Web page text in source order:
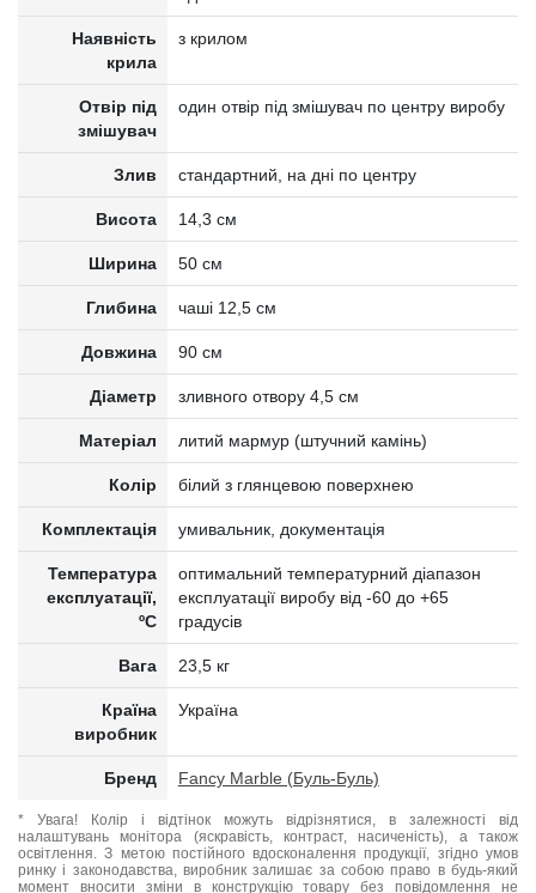
Наявність
крила
з крилом
Отвір під
змішувач
один отвір під змішувач по центру виробу
Злив стандартний, на дні по центру
Висота 14,3 см
Ширина 50 см
Глибина чаші 12,5 см
Довжина 90 см
Діаметр зливного отвору 4,5 см
Матеріал литий мармур (штучний камінь)
Колір білий з глянцевою поверхнею
Комплектація умивальник, документація
Температура
експлуатації,
ºC
оптимальний температурний діапазон
експлуатації виробу від -60 до +65
градусів
Вага 23,5 кг
Країна
виробник
Україна
Бренд Fancy Marble (Буль-Буль)
* Увага! Колір і відтінок можуть відрізнятися, в залежності від
налаштувань монітора (яскравість, контраст, насиченість), а також
освітлення. З метою постійного вдосконалення продукції, згідно умов
ринку і законодавства, виробник залишає за собою право в будь-який
момент вносити зміни в конструкцію товару без повідомлення не